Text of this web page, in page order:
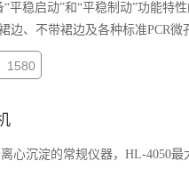
平稳启动”和“平稳制动”功能特
边、不带裙边及各种标准PCR微
1580
心沉淀的常规仪器，HL-4050最